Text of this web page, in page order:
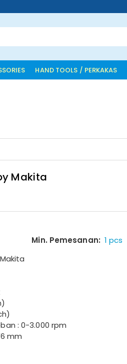
HAND TOOLS / PERKAKAS
Makita
Min. Pemesanan: 1 pcs
: 0-3.000 rpm
mm